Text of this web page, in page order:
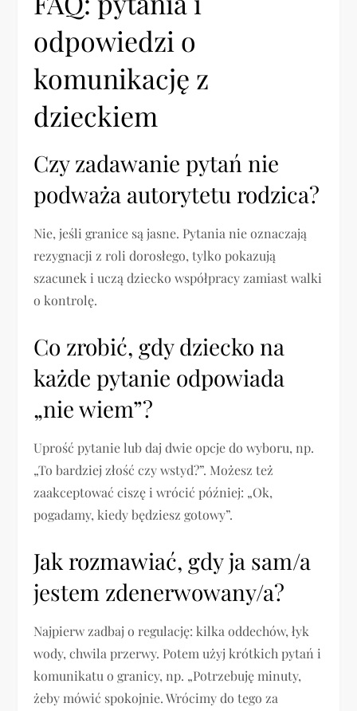
odpowiedzi o
komunikację z
dzieckiem
Czy zadawanie pytań nie
podważa autorytetu rodzica?
Nie, jeśli granice są jasne. Pytania nie oznaczają
rezygnacji z roli dorosłego, tylko pokazują
szacunek i uczą dziecko współpracy zamiast walki
o kontrolę.
Co zrobić, gdy dziecko na
każde pytanie odpowiada
„nie wiem”?
Uprość pytanie lub daj dwie opcje do wyboru, np.
„To bardziej złość czy wstyd?”. Możesz też
zaakceptować ciszę i wrócić później: „Ok,
pogadamy, kiedy będziesz gotowy”.
Jak rozmawiać, gdy ja sam/a
jestem zdenerwowany/a?
Najpierw zadbaj o regulację: kilka oddechów, łyk
wody, chwila przerwy. Potem użyj krótkich pytań i
komunikatu o granicy, np. „Potrzebuję minuty,
żeby mówić spokojnie. Wrócimy do tego za